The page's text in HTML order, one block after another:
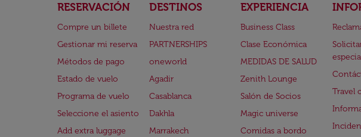
RESERVACIÓN
Compre un billete
Gestionar mi reserva
Métodos de pago
Estado de vuelo
Programa de vuelo
Seleccione el asiento
Add extra luggage
DESTINOS
Nuestra red
PARTNERSHIPS
oneworld
Agadir
Casablanca
Dakhla
Marrakech
EXPERIENCIA
Business Class
Clase Económica
MEDIDAS DE SALUD
Zenith Lounge
Salón de Socios
Magic universe
Comidas a bordo
Travel